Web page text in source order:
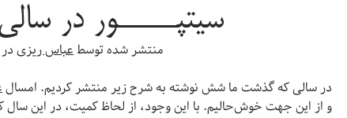
سیتپـــــور در
منتشر شده توسطعباس ریزیدر
در سالی که گذشت ما شش نوشته به شرح زیر منتشر کردیم. امسال
و از این جهت خوش‌حالیم. با این وجود، از لحاظ کمیت، در این سال